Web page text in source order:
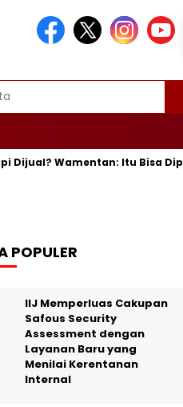
Wamentan: Itu Bisa Dipenjara
POPULER
IIJ Memperluas Cakupan
Safous Security
Assessment dengan
Layanan Baru yang
Menilai Kerentanan
Internal